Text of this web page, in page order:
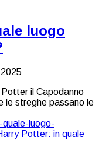
luogo
Potter il Capodanno
le streghe passano le